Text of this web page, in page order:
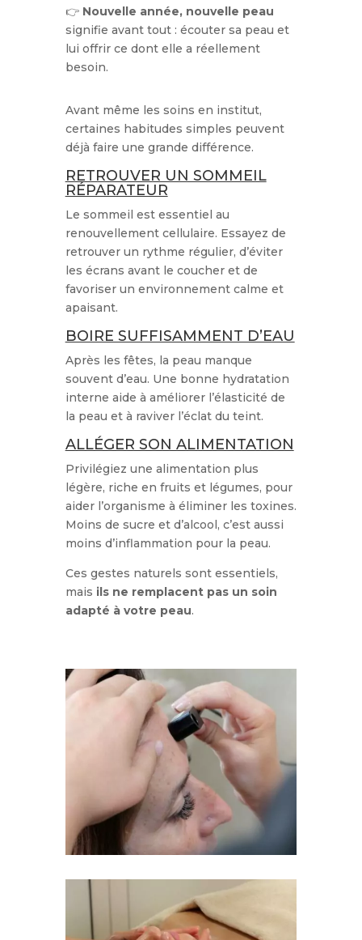
👉 Nouvelle année, nouvelle peau
signifie avant tout : écouter sa peau et
lui offrir ce dont elle a réellement
besoin.
Avant même les soins en institut,
certaines habitudes simples peuvent
déjà faire une grande différence.
RETROUVER UN SOMMEIL
RÉPARATEUR
Le sommeil est essentiel au
renouvellement cellulaire. Essayez de
retrouver un rythme régulier, d’éviter
les écrans avant le coucher et de
favoriser un environnement calme et
apaisant.
BOIRE SUFFISAMMENT D’EAU
Après les fêtes, la peau manque
souvent d’eau. Une bonne hydratation
interne aide à améliorer l’élasticité de
la peau et à raviver l’éclat du teint.
ALLÉGER SON ALIMENTATION
Privilégiez une alimentation plus
légère, riche en fruits et légumes, pour
aider l’organisme à éliminer les toxines.
Moins de sucre et d’alcool, c’est aussi
moins d’inflammation pour la peau.
Ces gestes naturels sont essentiels,
mais ils ne remplacent pas un soin
adapté à votre peau.